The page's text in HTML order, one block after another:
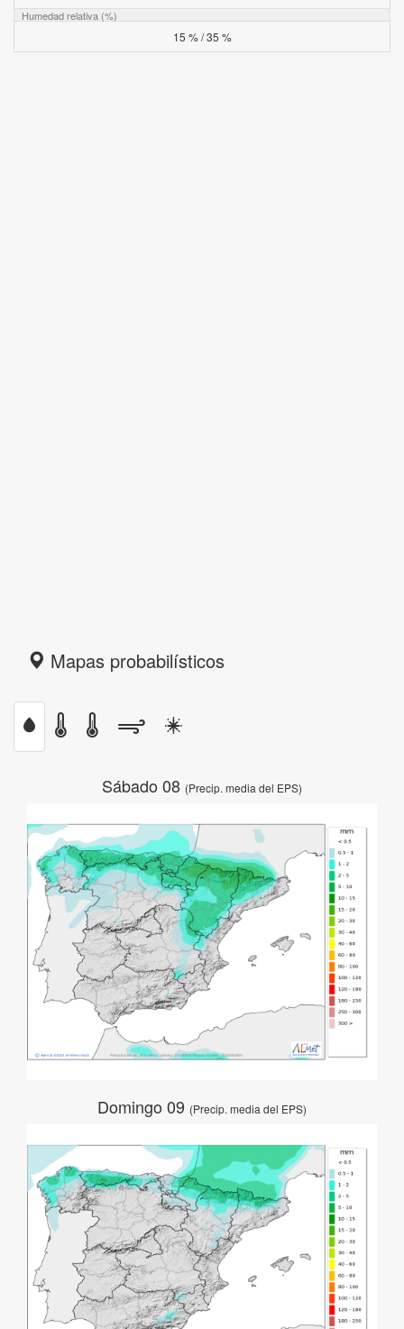
Humedad relativa (%)
15 % / 35 %
Mapas probabilísticos
Sábado 08 (Precip. media del EPS)
Domingo 09 (Precip. media del EPS)